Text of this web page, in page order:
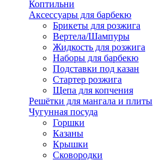
Коптильни
Аксессуары для барбекю
Брикеты для розжига
Вертела/Шампуры
Жидкость для розжига
Наборы для барбекю
Подставки под казан
Стартер розжига
Щепа для копчения
Решётки для мангала и плиты
Чугунная посуда
Горшки
Казаны
Крышки
Сковородки